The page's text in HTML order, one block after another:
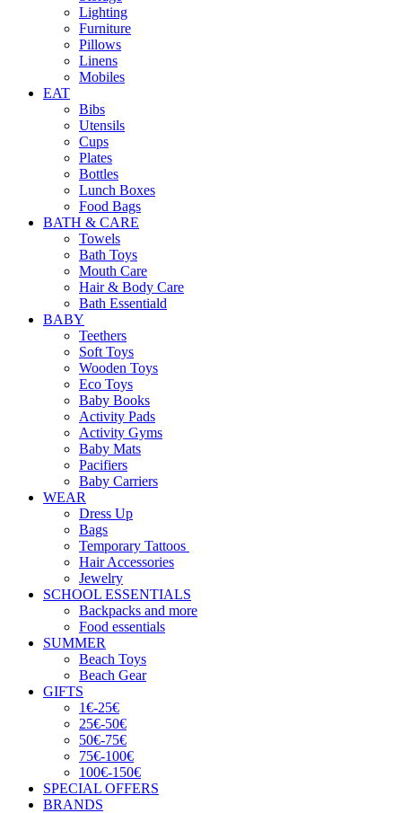
Lighting
Furniture
Pillows
Linens
Mobiles
EAT
Bibs
Utensils
Cups
Plates
Bottles
Lunch Boxes
Food Bags
BATH & CARE
Towels
Bath Toys
Mouth Care
Hair & Body Care
Bath Essentiald
BABY
Teethers
Soft Toys
Wooden Toys
Eco Toys
Baby Books
Activity Pads
Activity Gyms
Baby Mats
Pacifiers
Baby Carriers
WEAR
Dress Up
Bags
Temporary Tattoos
Hair Accessories
Jewelry
SCHOOL ESSENTIALS
Backpacks and more
Food essentials
SUMMER
Beach Toys
Beach Gear
GIFTS
1€-25€
25€-50€
50€-75€
75€-100€
100€-150€
SPECIAL OFFERS
BRANDS